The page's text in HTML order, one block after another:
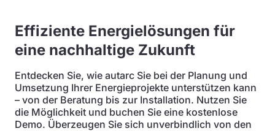
Effiziente Energielösungen für
eine nachhaltige Zukunft
Entdecken Sie, wie autarc Sie bei der Planung und
Umsetzung Ihrer Energieprojekte unterstützen kann
– von der Beratung bis zur Installation. Nutzen Sie
die Möglichkeit und buchen Sie eine kostenlose
Demo. Überzeugen Sie sich unverbindlich von den